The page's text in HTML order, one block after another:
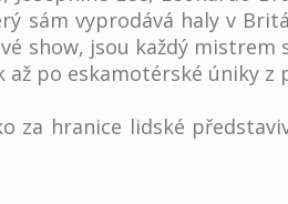
sám vyprodává haly v
show, jsou každý mistrem
po eskamotérské úniky z
za hranice lidské